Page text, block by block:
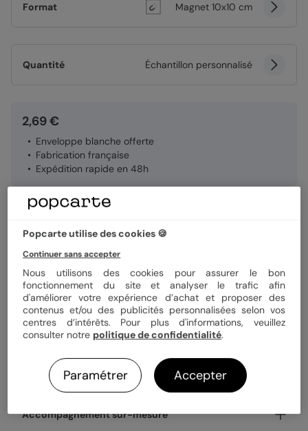
Format Magnet 10x10 cm
Quantité Échantillon personnalisé
2,69 €
Enveloppe blanche offerte
Fabrication française
Expédition rapide en 48h
Livraison gratuite avec
Payez en 3 fois sans frais
En savoir plus
Informations produit
Personnalisez votre remerciements naissance Petit Lion,
disponible en coins ronds ou carrés.
Nos enveloppes
Livraison & délais
Votre création est imprimée avec soin en 24h ou 48h dans
Accompagnement sur-mesure
Popcarte utilise des cookies 🍪
Continuer sans accepter
Nous utilisons des cookies pour assurer le bon
fonctionnement du site et analyser le trafic afin
d'améliorer votre expérience d’achat et proposer des
contenus et/ou des publicités personnalisées selon vos
centres d’intérêts. Pour plus d'informations, veuillez
consulter notre politique de confidentialité.
Paramétrer Accepter